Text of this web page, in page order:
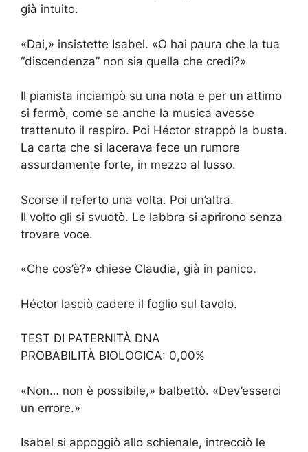
già intuito.
«Dai,» insistette Isabel. «O hai paura che la tua
“discendenza” non sia quella che credi?»
Il pianista inciampò su una nota e per un attimo
si fermò, come se anche la musica avesse
trattenuto il respiro. Poi Héctor strappò la busta.
La carta che si lacerava fece un rumore
assurdamente forte, in mezzo al lusso.
Scorse il referto una volta. Poi un’altra.
Il volto gli si svuotò. Le labbra si aprirono senza
trovare voce.
«Che cos’è?» chiese Claudia, già in panico.
Héctor lasciò cadere il foglio sul tavolo.
TEST DI PATERNITÀ DNA
PROBABILITÀ BIOLOGICA: 0,00%
«Non… non è possibile,» balbettò. «Dev’esserci
un errore.»
Isabel si appoggiò allo schienale, intrecciò le